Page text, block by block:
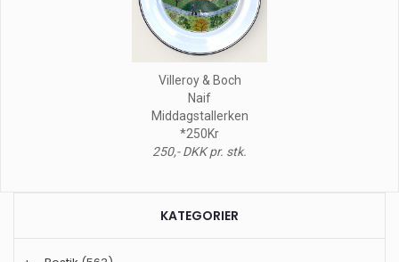
Villeroy & Boch
Naif
Middagstallerken
*250Kr
250,- DKK pr. stk.
KATEGORIER